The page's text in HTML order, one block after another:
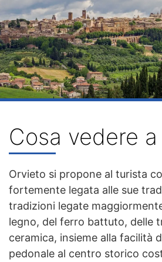
Cosa vedere
Orvieto si propone al turista
fortemente legata alle sue
tradizioni legate
legno, del ferro battuto, delle
ceramica, insieme alla facilità
pedonale al centro storico